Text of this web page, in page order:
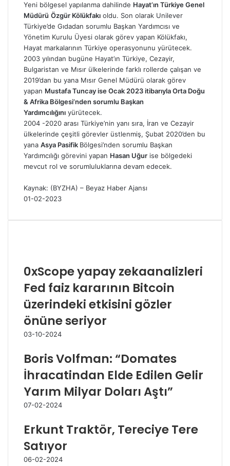
Yeni bölgesel yapılanma dahilinde Hayat’ın Türkiye Genel
Müdürü Özgür Kölükfakı oldu. Son olarak Unilever
Türkiye’de Gıdadan sorumlu Başkan Yardımcısı ve
Yönetim Kurulu Üyesi olarak görev yapan Kölükfakı,
Hayat markalarının Türkiye operasyonunu yürütecek.
2003 yılından bugüne Hayat’ın Türkiye, Cezayir,
Bulgaristan ve Mısır ülkelerinde farklı rollerde çalışan ve
2019’dan bu yana Mısır Genel Müdürü olarak görev
yapan Mustafa Tuncay ise Ocak 2023 itibarıyla Orta Doğu
& Afrika Bölgesi’nden sorumlu Başkan
Yardımcılığını yürütecek.
2004 -2020 arası Türkiye’nin yanı sıra, İran ve Cezayir
ülkelerinde çeşitli görevler üstlenmiş, Şubat 2020’den bu
yana Asya Pasifik Bölgesi’nden sorumlu Başkan
Yardımcılığı görevini yapan Hasan Uğur ise bölgedeki
mevcut rol ve sorumluluklarına devam edecek.
Kaynak: (BYZHA) – Beyaz Haber Ajansı
01-02-2023
0xScope yapay zekaanalizleri
Fed faiz kararının Bitcoin
üzerindeki etkisini gözler
önüne seriyor
03-10-2024
Boris Volfman: “Domates
İhracatindan Elde Edilen Gelir
Yarım Milyar Doları Aştı”
07-02-2024
Erkunt Traktör, Tereciye Tere
Satıyor
06-02-2024